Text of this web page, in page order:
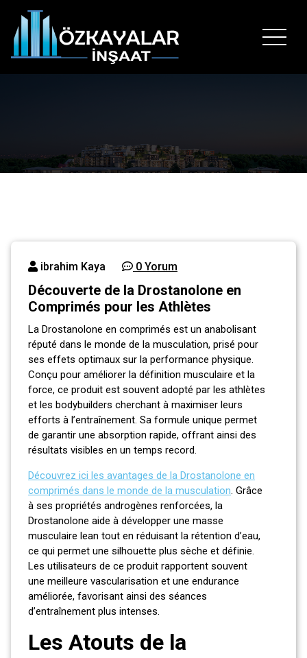
ibrahim Kaya 0 Yorum
Découverte de la Drostanolone en
Comprimés pour les Athlètes
La Drostanolone en comprimés est un anabolisant
réputé dans le monde de la musculation, prisé pour
ses effets optimaux sur la performance physique.
Conçu pour améliorer la définition musculaire et la
force, ce produit est souvent adopté par les athlètes
et les bodybuilders cherchant à maximiser leurs
efforts à l’entraînement. Sa formule unique permet
de garantir une absorption rapide, offrant ainsi des
résultats visibles en un temps record.
Découvrez ici les avantages de la Drostanolone en
comprimés dans le monde de la musculation . Grâce
à ses propriétés androgènes renforcées, la
Drostanolone aide à développer une masse
musculaire lean tout en réduisant la rétention d’eau,
ce qui permet une silhouette plus sèche et définie.
Les utilisateurs de ce produit rapportent souvent
une meilleure vascularisation et une endurance
améliorée, favorisant ainsi des séances
d’entraînement plus intenses.
Les Atouts de la